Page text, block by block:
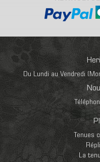
Du Lundi au Vendredi
Tenues
La